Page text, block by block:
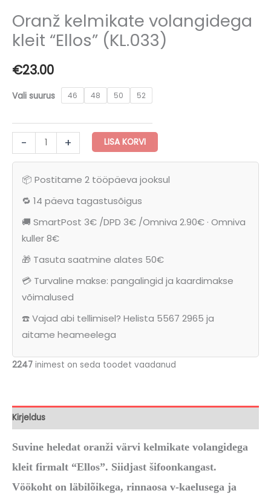
Oranž kelmikate volangidega
kleit “Ellos” (KL.033)
€23.00
Vali suurus 46 48 50 52
-
kelmikate
kleit
"Ellos"
+ LISA KORVI
📦 Postitame 2 tööpäeva jooksul
🔁 14 päeva tagastusõigus
🚚 SmartPost 3€ /DPD 3€ /Omniva 2.90€ · Omniva
kuller 8€
🎁 Tasuta saatmine alates 50€
💳 Turvaline makse: pangalingid ja kaardimakse
võimalused
☎️ Vajad abi tellimisel? Helista 5567 2965 ja
aitame heameelega
2247 inimest on seda toodet vaadanud
Kirjeldus
Suvine heledat oranži värvi kelmikate volangidega
kleit firmalt “Ellos”. Siidjast šifoonkangast.
Vöökoht on läbilõikega, rinnaosa v-kaelusega ja